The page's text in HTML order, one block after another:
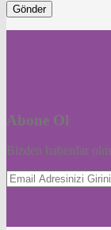
Abone Ol
Bizden haberdar